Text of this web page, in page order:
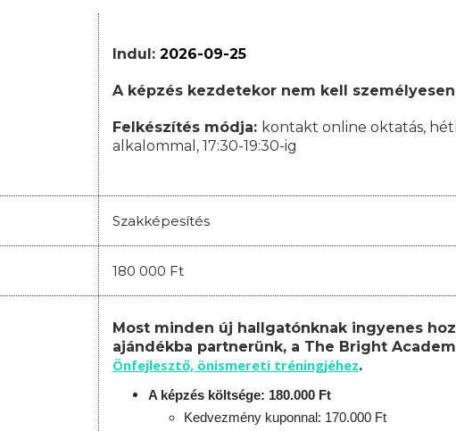
Indul: 2026-09-25
A képzés kezdetekor nem kell
Felkészítés módja: kontakt online oktatás,
alkalommal, 17:30-19:30-ig
Szakképesítés
180 000 Ft
Most minden új hallgatónknak ingyenes
ajándékba partnerünk, a The Bright
Önfejlesztő, önismereti tréningjéhez.
A képzés költsége: 180.000 Ft
Kedvezmény kuponnal: 170.000 Ft